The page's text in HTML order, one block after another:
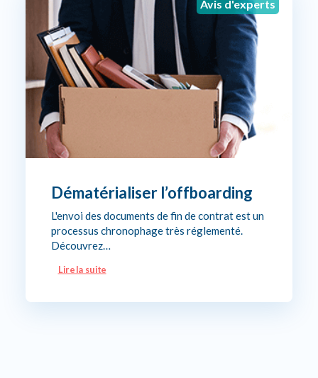
Avis d'experts
Dématérialiser l’offboarding
L'envoi des documents de fin de contrat est un
processus chronophage très réglementé.
Découvrez…
Lire la suite